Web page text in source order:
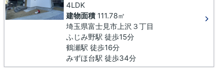
4LDK
建物面積111.78㎡
埼玉県富士見市上沢３丁目
ふじみ野駅 徒歩15分
鶴瀬駅 徒歩16分
みずほ台駅 徒歩34分